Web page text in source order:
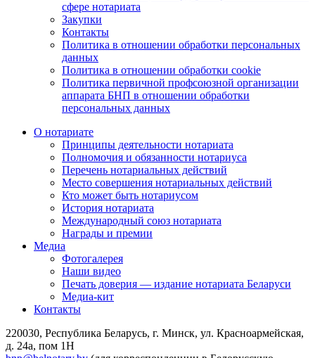
сфере нотариата
Закупки
Контакты
Политика в отношении обработки персональных
данных
Политика в отношении обработки cookie
Политика первичной профсоюзной организации
аппарата БНП в отношении обработки
персональных данных
О нотариате
Принципы деятельности нотариата
Полномочия и обязанности нотариуса
Перечень нотариальных действий
Место совершения нотариальных действий
Кто может быть нотариусом
История нотариата
Международный союз нотариата
Награды и премии
Медиа
Фотогалерея
Наши видео
Печать доверия — издание нотариата Беларуси
Медиа-кит
Контакты
220030, Республика Беларусь, г. Минск, ул. Красноармейская,
д. 24а, пом 1Н